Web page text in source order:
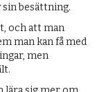
besättning.
och att man
man kan få med
men